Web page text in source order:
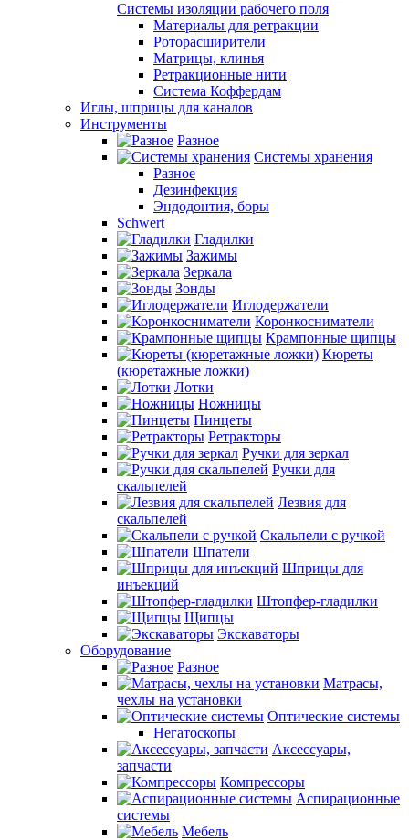
Системы изоляции рабочего поля
Материалы для ретракции
Роторасширители
Матрицы, клинья
Ретракционные нити
Система Коффердам
Иглы, шприцы для каналов
Инструменты
Разное
Системы хранения
Разное
Дезинфекция
Эндодонтия, боры
Schwert
Гладилки
Зажимы
Зеркала
Зонды
Иглодержатели
Коронкосниматели
Крампонные щипцы
Кюреты
(кюретажные ложки)
Лотки
Ножницы
Пинцеты
Ретракторы
Ручки для зеркал
Ручки для
скальпелей
Лезвия для
скальпелей
Скальпели с ручкой
Шпатели
Шприцы для
инъекций
Штопфер-гладилки
Щипцы
Экскаваторы
Оборудование
Разное
Матрасы,
чехлы на установки
Оптические системы
Негатоскопы
Аксессуары,
запчасти
Компрессоры
Аспирационные
системы
Мебель